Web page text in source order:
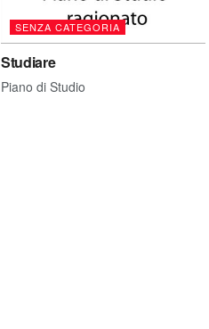
SENZA CATEGORIA
Studiare
Piano di Studio